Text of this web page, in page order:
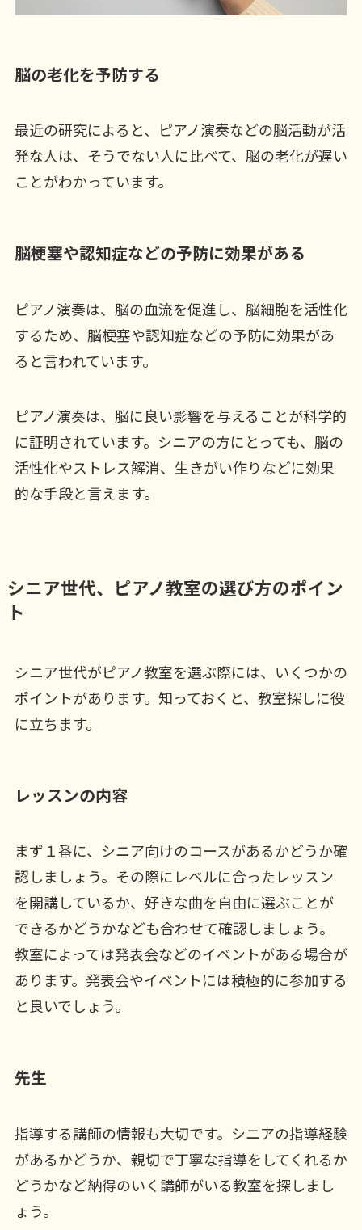
脳の老化を予防する
最近の研究によると、ピアノ演奏などの脳活動が活
発な人は、そうでない人に比べて、脳の老化が遅い
ことがわかっています。
脳梗塞や認知症などの予防に効果がある
ピアノ演奏は、脳の血流を促進し、脳細胞を活性化
するため、脳梗塞や認知症などの予防に効果があ
ると言われています。
ピアノ演奏は、脳に良い影響を与えることが科学的
に証明されています。シニアの方にとっても、脳の
活性化やストレス解消、生きがい作りなどに効果
的な手段と言えます。
シニア世代、ピアノ教室の選び方のポイン
ト
シニア世代がピアノ教室を選ぶ際には、いくつかの
ポイントがあります。知っておくと、教室探しに役
に立ちます。
レッスンの内容
まず１番に、シニア向けのコースがあるかどうか確
認しましょう。その際にレベルに合ったレッスン
を開講しているか、好きな曲を自由に選ぶことが
できるかどうかなども合わせて確認しましょう。
教室によっては発表会などのイベントがある場合が
あります。発表会やイベントには積極的に参加する
と良いでしょう。
先生
指導する講師の情報も大切です。シニアの指導経験
があるかどうか、親切で丁寧な指導をしてくれるか
どうかなど納得のいく講師がいる教室を探しまし
ょう。